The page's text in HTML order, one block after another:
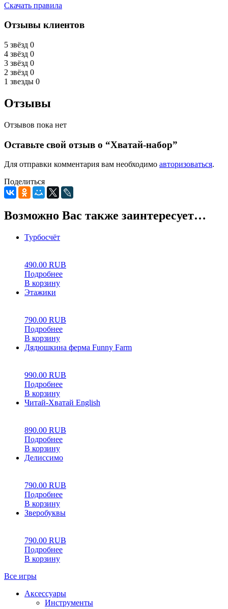
Скачать правила
Отзывы клиентов
5 звёзд 0
4 звёзд 0
3 звёзд 0
2 звёзд 0
1 звезды 0
Отзывы
Отзывов пока нет
Оставьте свой отзыв о “Хватай-набор”
Для отправки комментария вам необходимо авторизоваться.
Поделиться
Возможно Вас также заинтересует…
Турбосчёт
490.00 RUB
Подробнее
В корзину
Этажики
790.00 RUB
Подробнее
В корзину
Дядюшкина ферма Funny Farm
990.00 RUB
Подробнее
В корзину
Читай-Хватай English
890.00 RUB
Подробнее
В корзину
Делиссимо
790.00 RUB
Подробнее
В корзину
Зверобуквы
790.00 RUB
Подробнее
В корзину
Все игры
Аксессуары
Инструменты